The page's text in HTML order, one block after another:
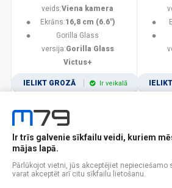
veids:Viena kamera
Ekrāns:16,8 cm (6.6")
Gorilla Glass
versija:Gorilla Glass
Victus+
IELIKT GROZĀ Ir veikalā
1 2 3 4 5 6 7
Popularitātes Rādīt 12
Ir trīs galvenie sīkfailu veidi, kuriem
mājas lapā.
Pārlūkojot vietni, jūs akceptējiet nepieciešamo
varat akceptēt arī citu sīkfailu lietošanu.